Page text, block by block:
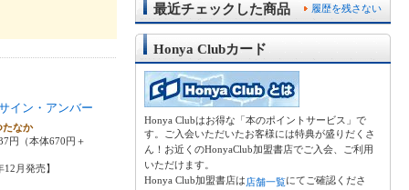
イン・アンバー
たなか
円（本体670円＋
12月発売】
履歴を残さない
最近チェックした商品
Honya Clubカード
Honya Clubはお得な「本のポイントサービス」で
す。ご入会いただいたお客様には特典が盛りだくさ
ん！お近くのHonyaClub加盟書店でご入会、ご利用
いただけます。
Honya Club加盟書店は店舗一覧にてご確認くださ